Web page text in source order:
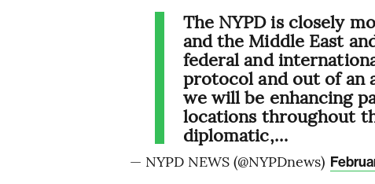
The NYPD is closely
and the Middle East
federal and
protocol and out of an
we will be enhancing
locations throughout
diplomatic,…
— NYPD NEWS (@NYPDnews)